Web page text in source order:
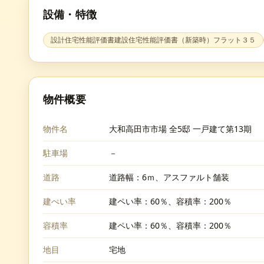
設備・特徴
設計住宅性能評価書建設住宅性能評価書（新築時）フラット３５
物件概要
物件名 大和高田市市場 全5邸 一戸建て第13期
駐車場 －
道路 道路幅：6ｍ、アスファルト舗装
建ぺい率 建ペい率：60％、容積率：200％
容積率 建ペい率：60％、容積率：200％
地目 宅地